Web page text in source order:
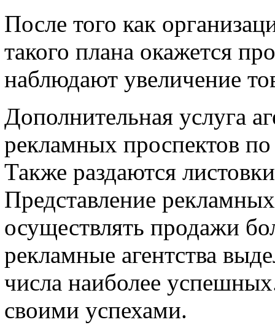
После того как
такого плана окажется
наблюдают увеличение
Дополнительная услуга
рекламных проспектов
Также раздаются
Представление
осуществлять продажи
рекламные агентства
числа наиболее
своими успехами.